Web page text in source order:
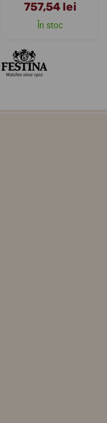
757,54 lei
În stoc